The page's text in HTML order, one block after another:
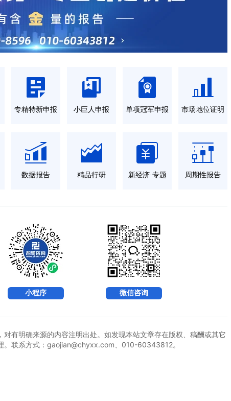
专精特新申报 小巨人申报 单项冠军申报 市场地位证明
数据报告 精品行研 新经济·专题 周期性报告
小程序 微信咨询
有明确来源的内容注明出处。如发现本站文章存在版权、稿酬或其它
。联系方式：gaojian@chyxx.com、010-60343812。